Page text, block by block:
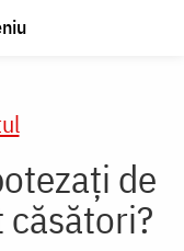
de
căsători?